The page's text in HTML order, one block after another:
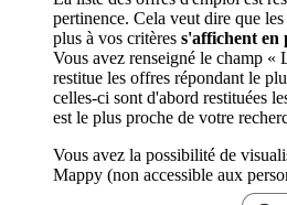
pertinence. Cela veut dire que
plus à vos critères s'affichent en
Vous avez renseigné le champ «
restitue les offres répondant le
celles-ci sont d'abord restituées
est le plus proche de votre
Vous avez la possibilité de
Mappy (non accessible aux